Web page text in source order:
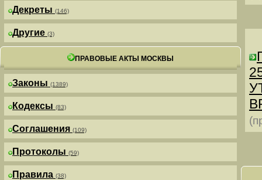
Декреты (146)
Другие (3)
ПРАВОВЫЕ АКТЫ МОСКВЫ
Законы (1389)
Кодексы (83)
Соглашения (109)
Протоколы (59)
Правила (38)